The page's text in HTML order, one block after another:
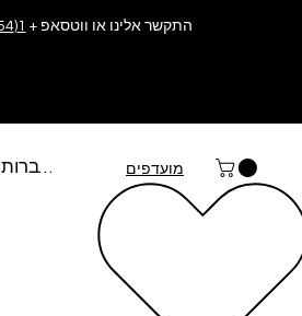
התקשר אלינו או ווטסאפ + 1(754)777-8477
להתחברות מועדפים